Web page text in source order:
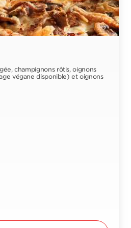
champignons rôtis, oignons
végane disponible) et oignons